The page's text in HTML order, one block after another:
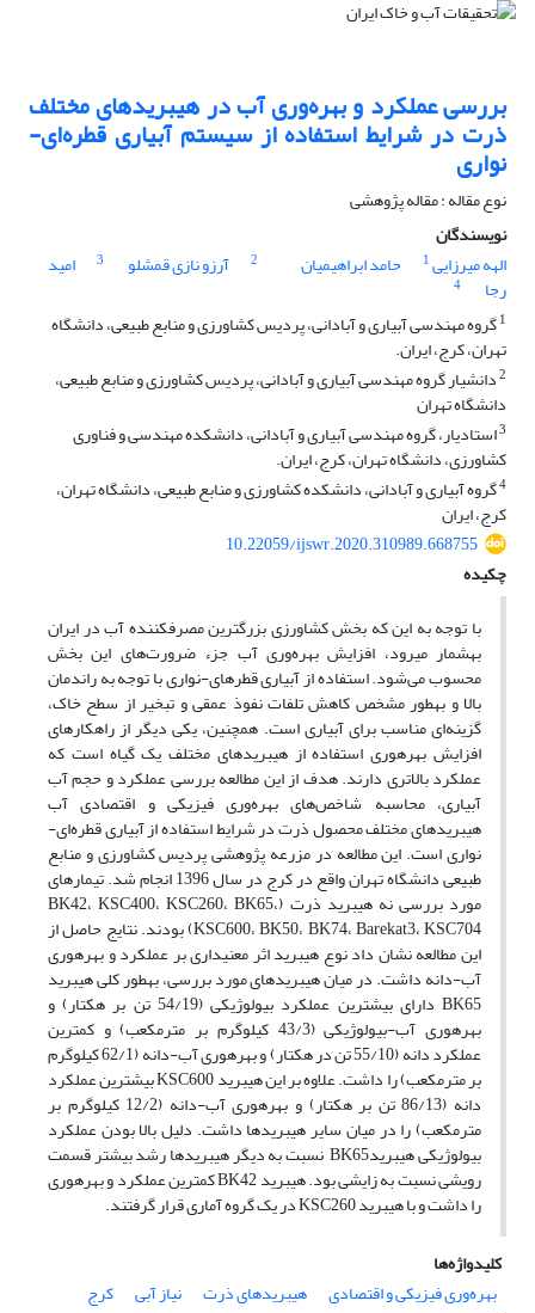
بررسی عملکرد و بهره‌وری آب در هیبریدهای مختلف
ذرت در شرایط استفاده از سیستم آبیاری قطره‌ای-
نواری
نوع مقاله : مقاله پژوهشی
نویسندگان
الهه میرزایی1 حامد ابراهیمیان 2 آرزو نازی قمشلو 3 امید
رجا
4
1گروه مهندسی آبیاری و آبادانی، پردیس کشاورزی و منابع طبیعی، دانشگاه
تهران، کرج، ایران.
2دانشیار گروه مهندسی آبیاری و آبادانی، پردیس کشاورزی و منابع طبیعی،
دانشگاه تهران
3استادیار، گروه مهندسی آبیاری و آبادانی، دانشکده مهندسی و فناوری
کشاورزی، دانشگاه تهران، کرج، ایران.
4گروه آبیاری و آبادانی، دانشکده کشاورزی و منابع طبیعی، دانشگاه تهران،
کرج، ایران
10.22059/ijswr.2020.310989.668755
چکیده
با توجه به این که بخش کشاورزی بزرگترین مصرف‏کننده آب در ایران
به‏شمار می‏رود، افزایش بهره‌وری آب جزء ضرورت‌های این بخش
محسوب می‌شود. استفاده از آبیاری قطره‏ای-نواری با توجه به راندمان
بالا و به‏طور مشخص کاهش تلفات نفوذ عمقی و تبخیر از سطح خاک،
گزینه‌ای مناسب برای آبیاری است. همچنین، یکی دیگر از راهکار­های
افزایش بهره­وری استفاده از هیبریدهای مختلف یک گیاه است که
عملکرد بالاتری دارند. هدف از این مطالعه بررسی عملکرد و حجم آب
آبیاری، محاسبه شاخص‌های بهره‌وری فیزیکی و اقتصادی آب
هیبریدهای مختلف محصول ذرت در شرایط استفاده از آبیاری قطره‌ای-
نواری است. این مطالعه در مزرعه پژوهشی پردیس کشاورزی و منابع
طبیعی دانشگاه تهران واقع در کرج در سال 1396 انجام شد. تیمارهای
مورد بررسی نه هیبرید ذرت (BK42، KSC400، KSC260، BK65،
KSC600، BK50، BK74، Barekat3، KSC704) بودند. نتایج حاصل از
این مطالعه نشان داد نوع هیبرید اثر معنی‏داری بر عملکرد و بهره­وری
آب-دانه داشت. در میان هیبریدهای مورد بررسی، به‏طور کلی هیبرید
BK65 دارای بیشترین عملکرد بیولوژیکی (54/19 تن بر هکتار) و
بهره‏وری آب-بیولوژیکی (43/3 کیلوگرم بر مترمکعب) و کمترین
عملکرد دانه (55/10 تن در هکتار) و بهره‏وری آب-دانه (62/1 کیلوگرم
بر مترمکعب) را داشت. علاوه بر این هیبرید KSC600 بیشترین عملکرد
دانه (86/13 تن بر هکتار) و بهره‏وری آب-دانه (12/2 کیلوگرم بر
مترمکعب) را در میان سایر هیبریدها داشت. دلیل بالا بودن عملکرد
بیولوژیکی هیبریدBK65 نسبت به دیگر هیبرید‏ها رشد بیشتر قسمت
رویشی نسبت به زایشی بود. هیبرید BK42 کمترین عملکرد و بهره­وری
را داشت و با هیبرید KSC260 در یک گروه آماری قرار گرفتند.
کلیدواژه‌ها
بهره‌وری فیزیکی و اقتصادی
هیبریدهای ذرت نیاز آبی
کرج